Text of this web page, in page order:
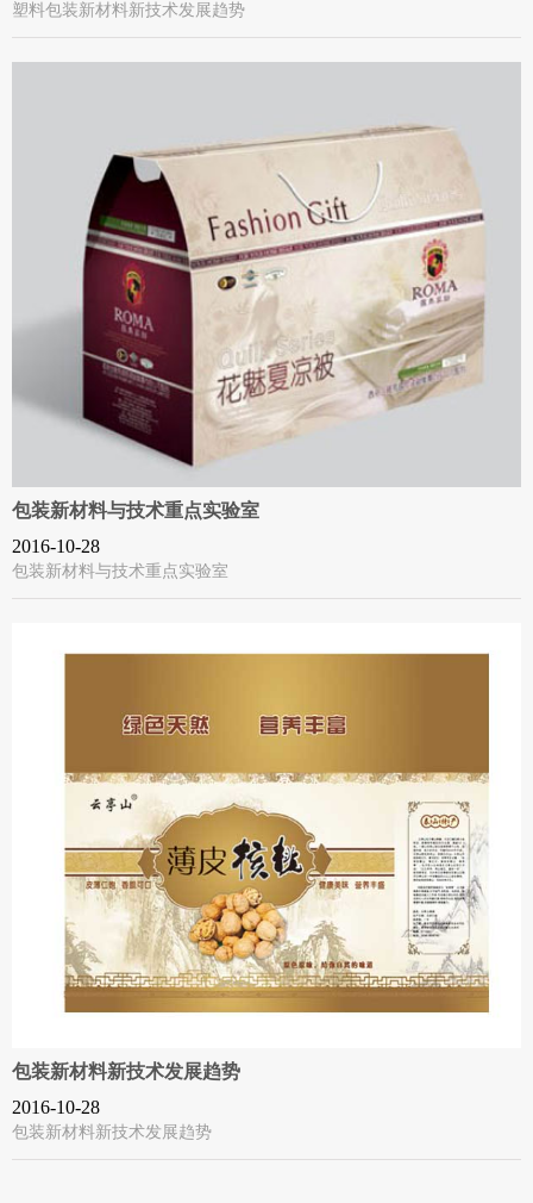
塑料包装新材料新技术发展趋势
包装新材料与技术重点实验室
2016-10-28
包装新材料与技术重点实验室
包装新材料新技术发展趋势
2016-10-28
包装新材料新技术发展趋势